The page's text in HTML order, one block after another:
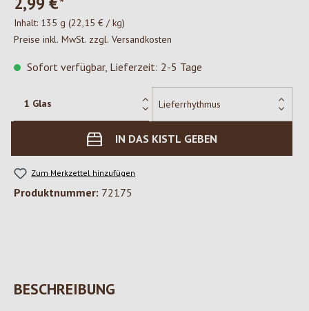
Inhalt: 135 g (22,15 € / kg)
Preise inkl. MwSt. zzgl. Versandkosten
Sofort verfügbar, Lieferzeit: 2-5 Tage
IN DAS KISTL GEBEN
Zum Merkzettel hinzufügen
Produktnummer: 72175
BESCHREIBUNG